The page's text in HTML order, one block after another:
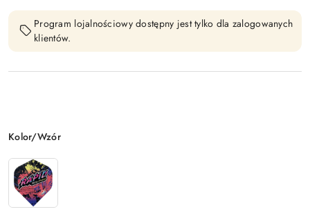
Program lojalnościowy dostępny jest tylko dla zalogowanych
klientów.
Wariant
Kolor/Wzór